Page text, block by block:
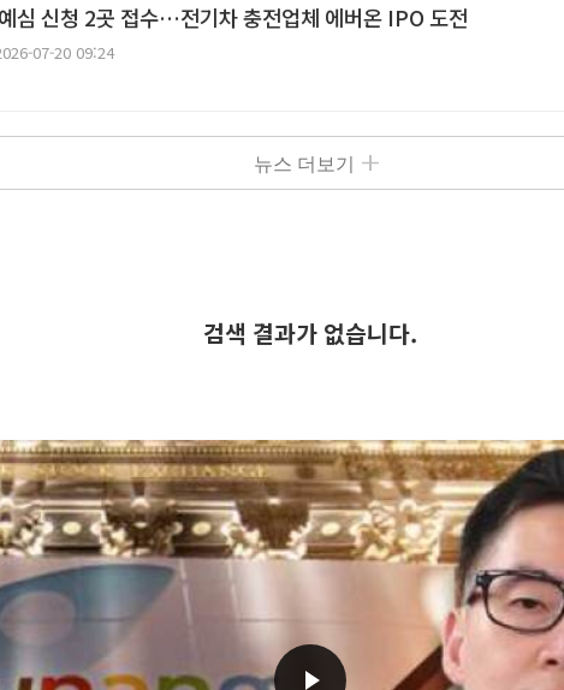
심 신청 2곳 접수…전기차 충전업체 에버온 IPO 도전
07-20 09:24
뉴스 더보기
검색 결과가 없습니다.